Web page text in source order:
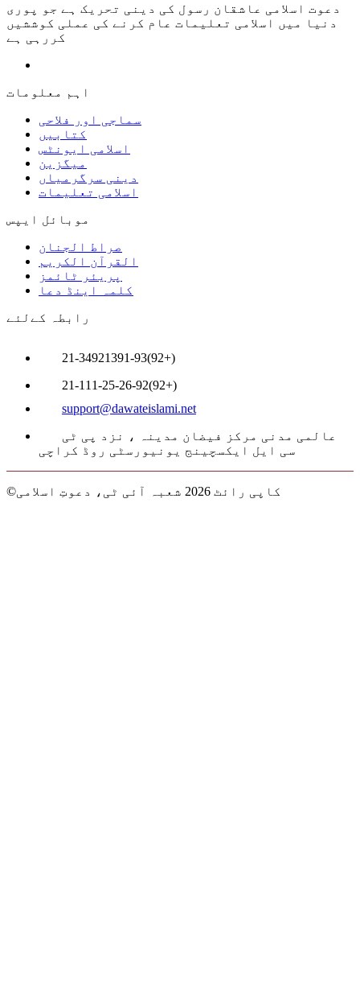
دعوت اسلامی عاشقان رسول کی دینی تحریک ہے جو پوری
دنیا میں اسلامی تعلیمات عام کرنے کی عملی کوششیں
کررہی ہے
اہم معلومات
سماجی اور فلاحی
کتابیں
اسلامی ایونٹس
میگزین
دینی سرگرمیاں
اسلامی تعلیمات
موبائل ایپس
صراط الجنان
القرآن الکریم
پریئر ٹائمز
کلمہ اینڈ دعا
رابطہ کےلئے
21-34921391-93(92+)
21-111-25-26-92(92+)
support@dawateislami.net
عالمی مدنی مرکز فیضان مدینہ ، نزد پی ٹی
سی ایل ایکسچینج یونیورسٹی روڈ کراچی
©کاپی رائٹ 2026 شعبہ آئی ٹی، دعوتِ اسلامی